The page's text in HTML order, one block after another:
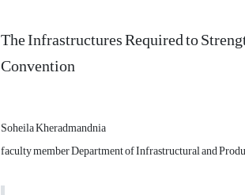
The Infrastructures Required to
Convention
Soheila Kheradmandnia
faculty member Department of Infrastructural and